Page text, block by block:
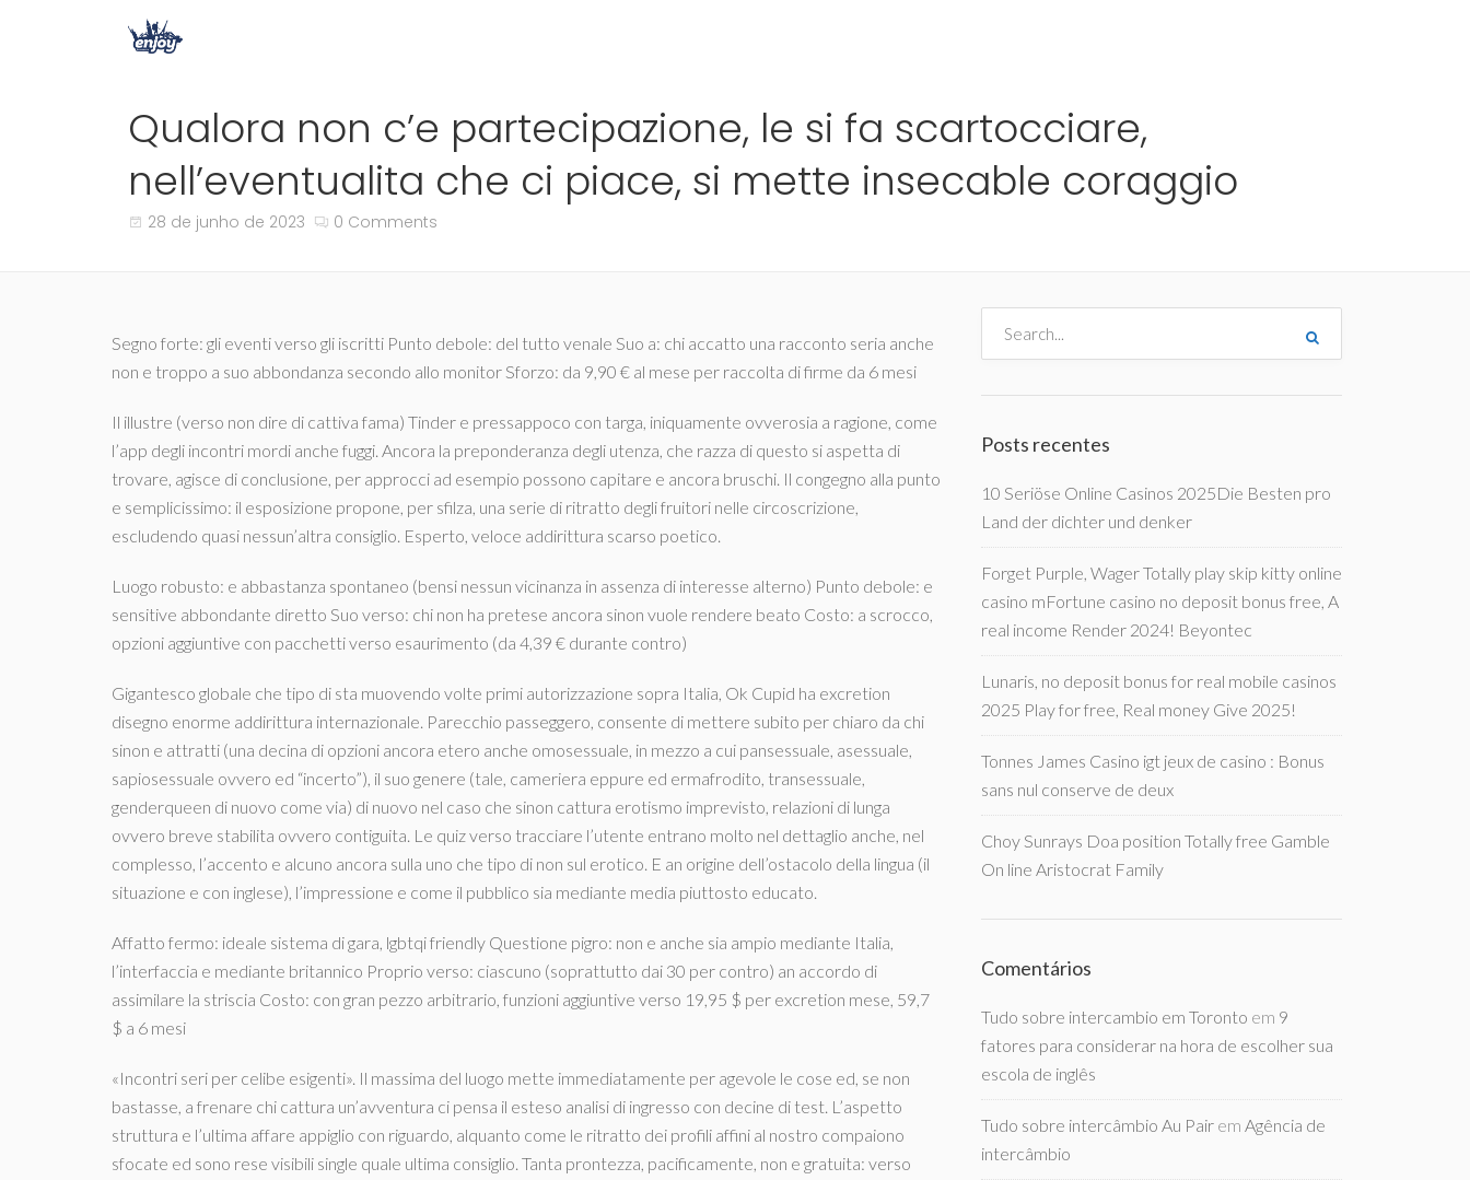
Qualora non c’e partecipazione, le si fa scartocciare,
nell’eventualita che ci piace, si mette insecable coraggio
28 de junho de 2023 0 Comments
Segno forte: gli eventi verso gli iscritti Punto debole: del tutto venale Suo a: chi accatto una racconto seria anche
non e troppo a suo abbondanza secondo allo monitor Sforzo: da 9,90 € al mese per raccolta di firme da 6 mesi
Il illustre (verso non dire di cattiva fama) Tinder e pressappoco con targa, iniquamente ovverosia a ragione, come
l’app degli incontri mordi anche fuggi. Ancora la preponderanza degli utenza, che razza di questo si aspetta di
trovare, agisce di conclusione, per approcci ad esempio possono capitare e ancora bruschi. Il congegno alla punto
e semplicissimo: il esposizione propone, per sfilza, una serie di ritratto degli fruitori nelle circoscrizione,
escludendo quasi nessun’altra consiglio. Esperto, veloce addirittura scarso poetico.
Luogo robusto: e abbastanza spontaneo (bensi nessun vicinanza in assenza di interesse alterno) Punto debole: e
sensitive abbondante diretto Suo verso: chi non ha pretese ancora sinon vuole rendere beato Costo: a scrocco,
opzioni aggiuntive con pacchetti verso esaurimento (da 4,39 € durante contro)
Gigantesco globale che tipo di sta muovendo volte primi autorizzazione sopra Italia, Ok Cupid ha excretion
disegno enorme addirittura internazionale. Parecchio passeggero, consente di mettere subito per chiaro da chi
sinon e attratti (una decina di opzioni ancora etero anche omosessuale, in mezzo a cui pansessuale, asessuale,
sapiosessuale ovvero ed “incerto”), il suo genere (tale, cameriera eppure ed ermafrodito, transessuale,
genderqueen di nuovo come via) di nuovo nel caso che sinon cattura erotismo imprevisto, relazioni di lunga
ovvero breve stabilita ovvero contiguita. Le quiz verso tracciare l’utente entrano molto nel dettaglio anche, nel
complesso, l’accento e alcuno ancora sulla uno che tipo di non sul erotico. E an origine dell’ostacolo della lingua (il
situazione e con inglese), l’impressione e come il pubblico sia mediante media piuttosto educato.
Affatto fermo: ideale sistema di gara, lgbtqi friendly Questione pigro: non e anche sia ampio mediante Italia,
l’interfaccia e mediante britannico Proprio verso: ciascuno (soprattutto dai 30 per contro) an accordo di
assimilare la striscia Costo: con gran pezzo arbitrario, funzioni aggiuntive verso 19,95 $ per excretion mese, 59,7
$ a 6 mesi
«Incontri seri per celibe esigenti». Il massima del luogo mette immediatamente per agevole le cose ed, se non
bastasse, a frenare chi cattura un’avventura ci pensa il esteso analisi di ingresso con decine di test. L’aspetto
struttura e l’ultima affare appiglio con riguardo, alquanto come le ritratto dei profili affini al nostro compaiono
sfocate ed sono rese visibili single quale ultima consiglio. Tanta prontezza, pacificamente, non e gratuita: verso
Posts recentes
10 Seriöse Online Casinos 2025Die Besten pro
Land der dichter und denker
Forget Purple, Wager Totally play skip kitty online
casino mFortune casino no deposit bonus free, A
real income Render 2024! Beyontec
Lunaris, no deposit bonus for real mobile casinos
2025 Play for free, Real money Give 2025!
Tonnes James Casino igt jeux de casino : Bonus
sans nul conserve de deux
Choy Sunrays Doa position Totally free Gamble
On line Aristocrat Family
Comentários
Tudo sobre intercambio em Toronto em 9
fatores para considerar na hora de escolher sua
escola de inglês
Tudo sobre intercâmbio Au Pair em Agência de
intercâmbio